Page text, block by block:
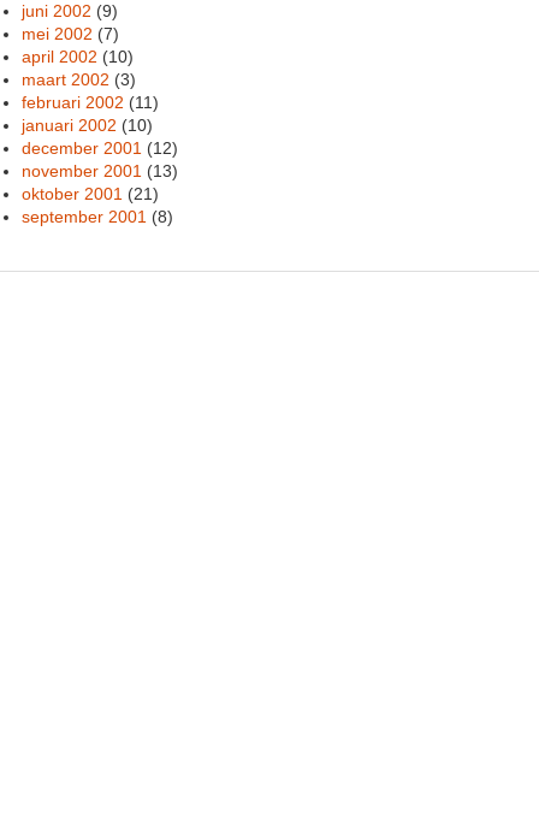
juni 2002 (9)
mei 2002 (7)
april 2002 (10)
maart 2002 (3)
februari 2002 (11)
januari 2002 (10)
december 2001 (12)
november 2001 (13)
oktober 2001 (21)
september 2001 (8)